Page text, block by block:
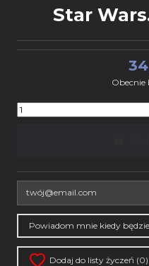
Star
Obecnie
Dodaj do listy życzeń (0)